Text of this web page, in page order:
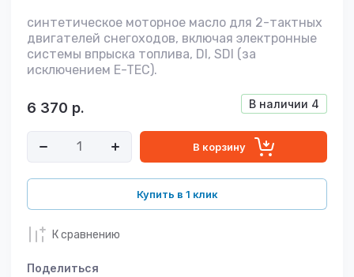
синтетическое моторное масло для 2-тактных
двигателей снегоходов, включая электронные
системы впрыска топлива, DI, SDI (за
исключением E-TEC).
В наличии 4
6 370 р.
В корзину
Купить в 1 клик
К сравнению
Поделиться